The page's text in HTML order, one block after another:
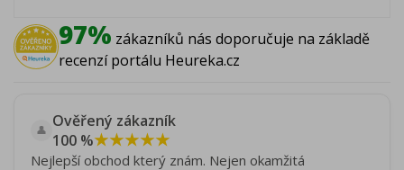
97% zákazníků nás doporučuje na základě
recenzí portálu Heureka.cz
👤 Ověřený zákazník
100 %★★★★★
Nejlepší obchod který znám. Nejen okamžitá